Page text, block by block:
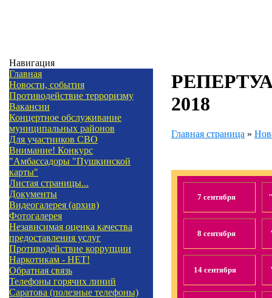
Навигация
Главная
Новости, события
Противодействие терроризму
Вакансии
Концертное обслуживание
муниципальных районов
Для участников СВО
Внимание! Конкурс
"Амбассадоры "Пушкинской
карты"
Листая страницы...
Документы
Видеогалерея (архив)
Фотогалерея
Независимая оценка качества
предоставления услуг
Противодействие коррупции
Наркотикам - НЕТ!
Обратная связь
Телефоны горячих линий
Саратова (полезные телефоны)
2018
Главная страница »
7 сентября
8 сентября
14 сентября